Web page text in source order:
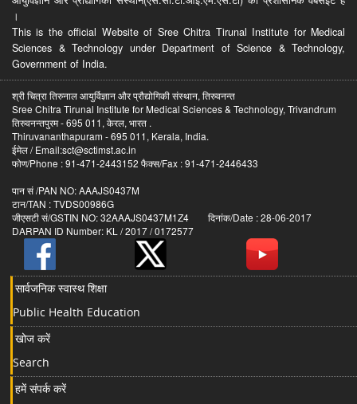
।
This is the official Website of Sree Chitra Tirunal Institute for Medical
Sciences & Technology under Department of Science & Technology,
Government of India.
श्री चित्रा तिरुनाल आयुर्विज्ञान और प्रौद्योगिकी संस्थान, तिरुवनन्त
Sree Chitra Tirunal Institute for Medical Sciences & Technology, Trivandrum
तिरुवनन्तपुरम - 695 011, केरल, भारत .
Thiruvananthapuram - 695 011, Kerala, India.
ईमेल / Email:sct@sctimst.ac.in
फोण/Phone : 91-471-2443152 फैक्स/Fax : 91-471-2446433
पान सं /PAN NO: AAAJS0437M
टान/TAN : TVDS00986G
जीएसटी सं/GSTIN NO: 32AAAJS0437M1Z4 दिनांक/Date : 28-06-2017
DARPAN ID Number: KL / 2017 / 0172577
सार्वजनिक स्वास्थ शिक्षा
Public Health Education
खोज करें
Search
हमें संपर्क करें